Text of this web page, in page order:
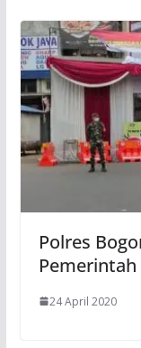
Polres
24 April 2020